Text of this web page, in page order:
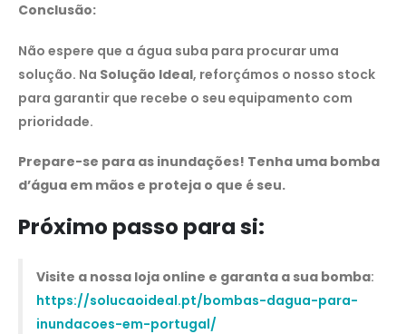
Conclusão:
Não espere que a água suba para procurar uma
solução. Na Solução Ideal, reforçámos o nosso stock
para garantir que recebe o seu equipamento com
prioridade.
Prepare-se para as inundações! Tenha uma bomba
d’água em mãos e proteja o que é seu.
Próximo passo para si:
Visite a nossa loja online e garanta a sua bomba:
https://solucaoideal.pt/bombas-dagua-para-
inundacoes-em-portugal/